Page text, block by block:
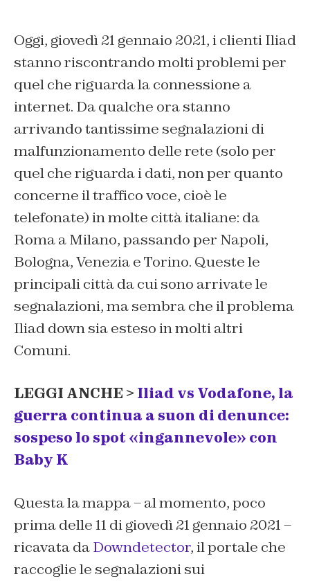
Oggi, giovedì 21 gennaio 2021, i clienti Iliad
stanno riscontrando molti problemi per
quel che riguarda la connessione a
internet. Da qualche ora stanno
arrivando tantissime segnalazioni di
malfunzionamento delle rete (solo per
quel che riguarda i dati, non per quanto
concerne il traffico voce, cioè le
telefonate) in molte città italiane: da
Roma a Milano, passando per Napoli,
Bologna, Venezia e Torino. Queste le
principali città da cui sono arrivate le
segnalazioni, ma sembra che il problema
Iliad down sia esteso in molti altri
Comuni.
LEGGI ANCHE > Iliad vs Vodafone, la
guerra continua a suon di denunce:
sospeso lo spot «ingannevole» con
Baby K
Questa la mappa – al momento, poco
prima delle 11 di giovedì 21 gennaio 2021 –
ricavata daDowndetector, il portale che
raccoglie le segnalazioni sui